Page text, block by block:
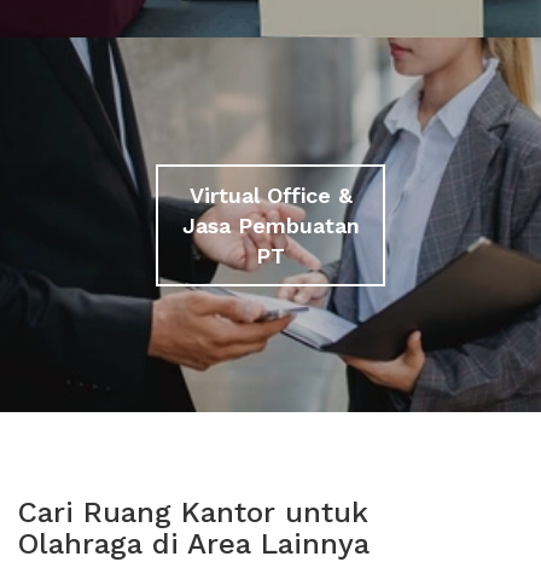
Virtual Office &
Jasa Pembuatan
PT
Cari Ruang Kantor untuk
Olahraga di Area Lainnya